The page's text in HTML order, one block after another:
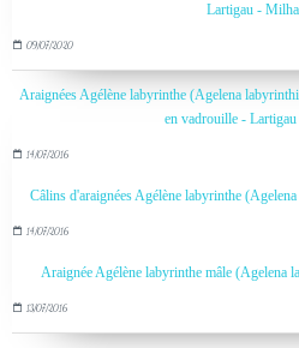
Lartigau -
09/07/2020
Araignées Agélène labyrinthe (Agelena
en vadrouille -
14/07/2016
Câlins d'araignées Agélène labyrinthe
14/07/2016
Araignée Agélène labyrinthe mâle (Agelena
13/07/2016